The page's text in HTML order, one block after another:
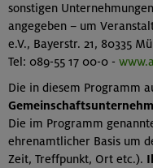
sonstigen
angegeben – um
e.V., Bayerstr. 21, 80335
Tel: 089-55 17 00-0 -
Die in diesem Programm
Die im Programm
ehrenamtlicher Basis um
Zeit, Treffpunkt, Ort etc.).